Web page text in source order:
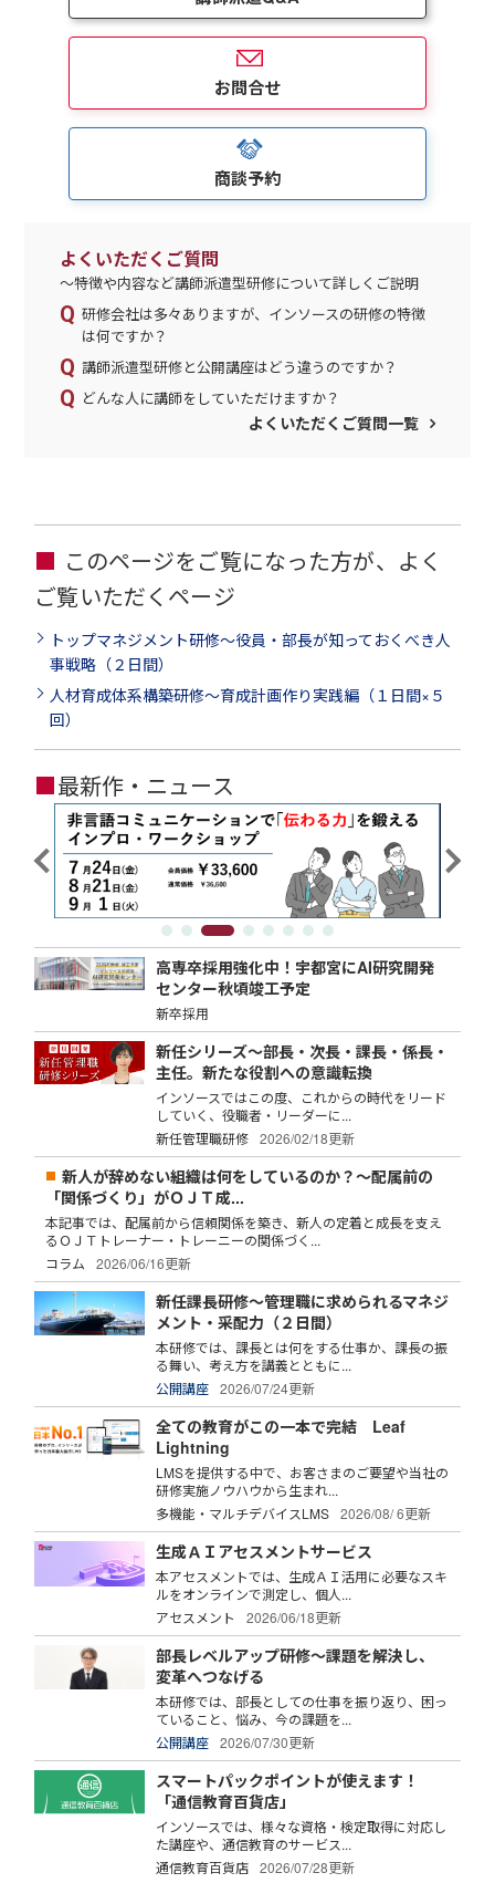
お問合せ
商談予約
よくいただくご質問
～特徴や内容など講師派遣型研修について詳しくご説明
研修会社は多々ありますが、インソースの研修の特徴
は何ですか？
講師派遣型研修と公開講座はどう違うのですか？
どんな人に講師をしていただけますか？
よくいただくご質問一覧
このページをご覧になった方が、よく
ご覧いただくページ
トップマネジメント研修～役員・部長が知っておくべき人
事戦略（２日間）
人材育成体系構築研修～育成計画作り実践編（１日間×５
回）
■最新作・ニュース
高専卒採用強化中！宇都宮にAI研究開発
センター秋頃竣工予定
新卒採用
新任シリーズ～部長・次長・課長・係長・
主任。新たな役割への意識転換
インソースではこの度、これからの時代をリード
していく、役職者・リーダーに...
新任管理職研修
2026/02/18更新
新人が辞めない組織は何をしているのか？～配属前の
「関係づくり」がＯＪＴ成...
本記事では、配属前から信頼関係を築き、新人の定着と成長を支え
るＯＪＴトレーナー・トレーニーの関係づく...
コラム
2026/06/16更新
新任課長研修～管理職に求められるマネジ
メント・采配力（２日間）
本研修では、課長とは何をする仕事か、課長の振
る舞い、考え方を講義とともに...
公開講座
2026/07/24更新
全ての教育がこの一本で完結 Leaf
Lightning
LMSを提供する中で、お客さまのご要望や当社の
研修実施ノウハウから生まれ...
多機能・マルチデバイスLMS
2026/08/ 6更新
生成ＡＩアセスメントサービス
本アセスメントでは、生成ＡＩ活用に必要なスキ
ルをオンラインで測定し、個人...
アセスメント
2026/06/18更新
部長レベルアップ研修～課題を解決し、
変革へつなげる
本研修では、部長としての仕事を振り返り、困っ
ていること、悩み、今の課題を...
公開講座
2026/07/30更新
スマートパックポイントが使えます！
「通信教育百貨店」
インソースでは、様々な資格・検定取得に対応し
た講座や、通信教育のサービス...
通信教育百貨店
2026/07/28更新